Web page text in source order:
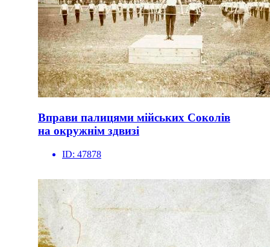
Вправи палицями мійських Соколів
на окружнім здвизі
ID: 47878